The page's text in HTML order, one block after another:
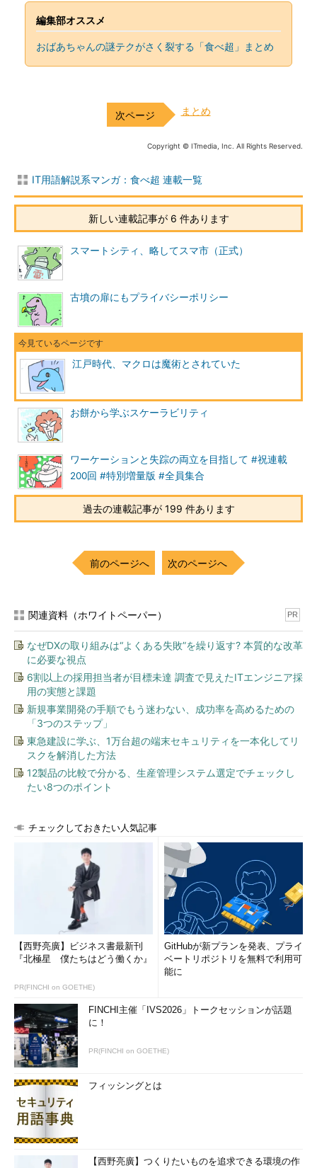
編集部オススメ
おばあちゃんの謎テクがさく裂する「食べ超」まとめ
まとめ
Copyright © ITmedia, Inc. All Rights Reserved.
IT用語解説系マンガ：食べ超 連載一覧
新しい連載記事が 6 件あります
スマートシティ、略してスマ市（正式）
古墳の扉にもプライバシーポリシー
江戸時代、マクロは魔術とされていた
お餅から学ぶスケーラビリティ
ワーケーションと失踪の両立を目指して #祝連載
200回 #特別増量版 #全員集合
過去の連載記事が 199 件あります
前のページへ 次のページへ
関連資料（ホワイトペーパー） PR
なぜDXの取り組みは“よくある失敗”を繰り返す? 本質的な改革
に必要な視点
6割以上の採用担当者が目標未達 調査で見えたITエンジニア採
用の実態と課題
新規事業開発の手順でもう迷わない、成功率を高めるための
「3つのステップ」
東急建設に学ぶ、1万台超の端末セキュリティを一本化してリ
スクを解消した方法
12製品の比較で分かる、生産管理システム選定でチェックし
たい8つのポイント
チェックしておきたい人気記事
【西野亮廣】ビジネス書最新刊
『北極星 僕たちはどう働くか』
PR(FINCHI on GOETHE)
GitHubが新プランを発表、プライ
ベートリポジトリを無料で利用可
能に
FINCHI主催「IVS2026」トークセッションが話題
に！
PR(FINCHI on GOETHE)
フィッシングとは
【西野亮廣】つくりたいものを追求できる環境の作